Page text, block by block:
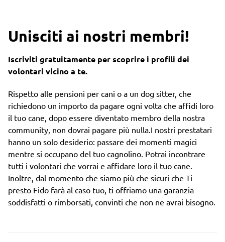
Unisciti ai nostri membri!
Iscriviti gratuitamente per scoprire i profili dei
volontari vicino a te.
Rispetto alle pensioni per cani o a un dog sitter, che
richiedono un importo da pagare ogni volta che affidi loro
il tuo cane, dopo essere diventato membro della nostra
community, non dovrai pagare più nulla.I nostri prestatari
hanno un solo desiderio: passare dei momenti magici
mentre si occupano del tuo cagnolino. Potrai incontrare
tutti i volontari che vorrai e affidare loro il tuo cane.
Inoltre, dal momento che siamo più che sicuri che Ti
presto Fido farà al caso tuo, ti offriamo una garanzia
soddisfatti o rimborsati, convinti che non ne avrai bisogno.